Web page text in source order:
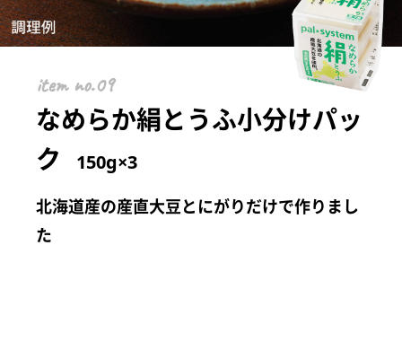
item
なめらか絹とうふ小分けパッ
ク
150g×3
北海道産の産直大豆とにがりだけで作りまし
た